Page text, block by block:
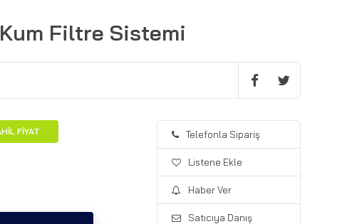
Filtre Sistemi
FİYAT Telefonla Sipariş
Listene Ekle
Haber Ver
Satıcıya Danış